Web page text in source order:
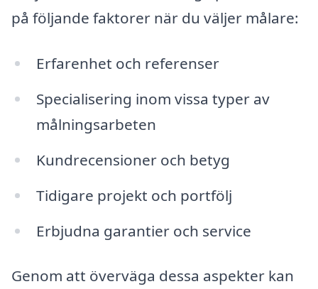
på följande faktorer när du väljer målare:
Erfarenhet och referenser
Specialisering inom vissa typer av
målningsarbeten
Kundrecensioner och betyg
Tidigare projekt och portfölj
Erbjudna garantier och service
Genom att överväga dessa aspekter kan